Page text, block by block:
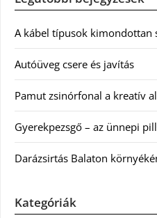
A kábel típusok kimondottan
Autóüveg csere és javítás
Pamut zsinórfonal a kreatív
Gyerekpezsgő – az ünnepi
Darázsirtás Balaton
Kategóriák